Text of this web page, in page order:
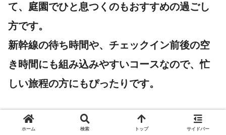
て、庭園でひと息つくのもおすすめの過ごし
方です。
新幹線の待ち時間や、チェックイン前後の空
き時間にも組み込みやすいコースなので、忙
しい旅程の方にもぴったりです。
周辺のグルメ情報
ホーム 検索 トップ サイドバー